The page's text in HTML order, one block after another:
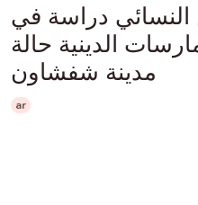
النسائي دراسة في
الدينية حالة
مدينة شفشاون
ar